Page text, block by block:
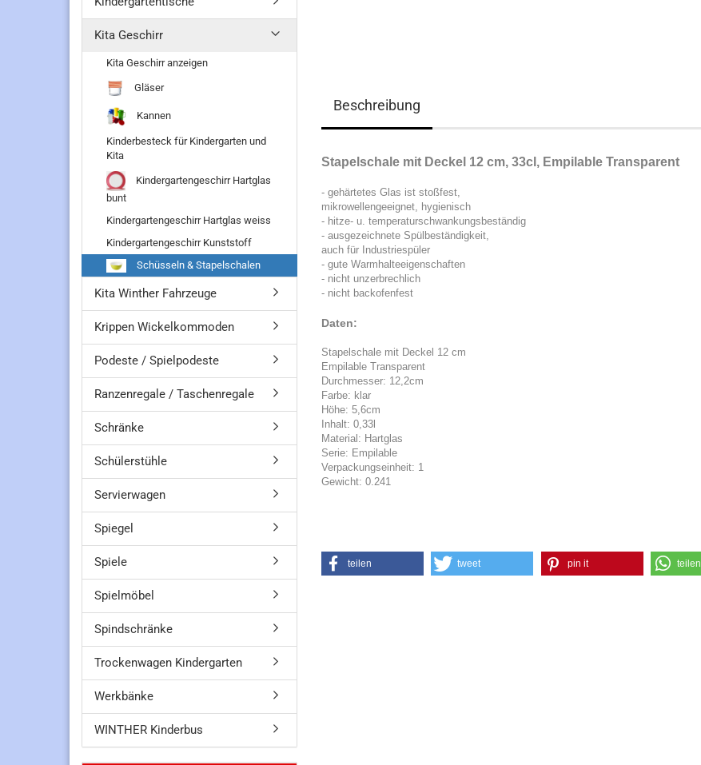
Beschreibung
Stapelschale mit Deckel 12 cm, 33cl, Empilable Transparent
- gehärtetes Glas ist stoßfest,
mikrowellengeeignet, hygienisch
- hitze- u. temperaturschwankungsbeständig
- ausgezeichnete Spülbeständigkeit,
auch für Industriespüler
- gute Warmhalteeigenschaften
- nicht unzerbrechlich
- nicht backofenfest
Daten:
Stapelschale mit Deckel 12 cm
Empilable Transparent
Durchmesser: 12,2cm
Farbe: klar
Höhe: 5,6cm
Inhalt: 0,33l
Material: Hartglas
Serie: Empilable
Verpackungseinheit: 1
Gewicht: 0.241
teilen tweet pin it teilen
Kita Geschirr
Kita Geschirr anzeigen
Gläser
Kannen
Kinderbesteck für Kindergarten und
Kita
Kindergartengeschirr Hartglas
bunt
Kindergartengeschirr Hartglas weiss
Kindergartengeschirr Kunststoff
Schüsseln & Stapelschalen
Kita Winther Fahrzeuge
Krippen Wickelkommoden
Podeste / Spielpodeste
Ranzenregale / Taschenregale
Schränke
Schülerstühle
Servierwagen
Spiegel
Spiele
Spielmöbel
Spindschränke
Trockenwagen Kindergarten
Werkbänke
WINTHER Kinderbus